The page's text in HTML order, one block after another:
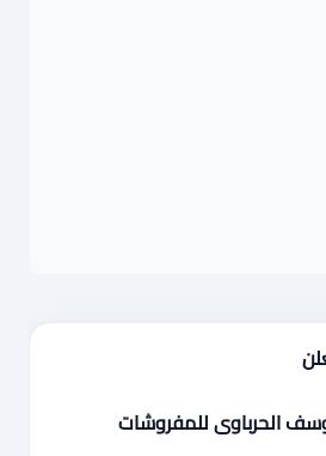
الحرباوي للمفروشات